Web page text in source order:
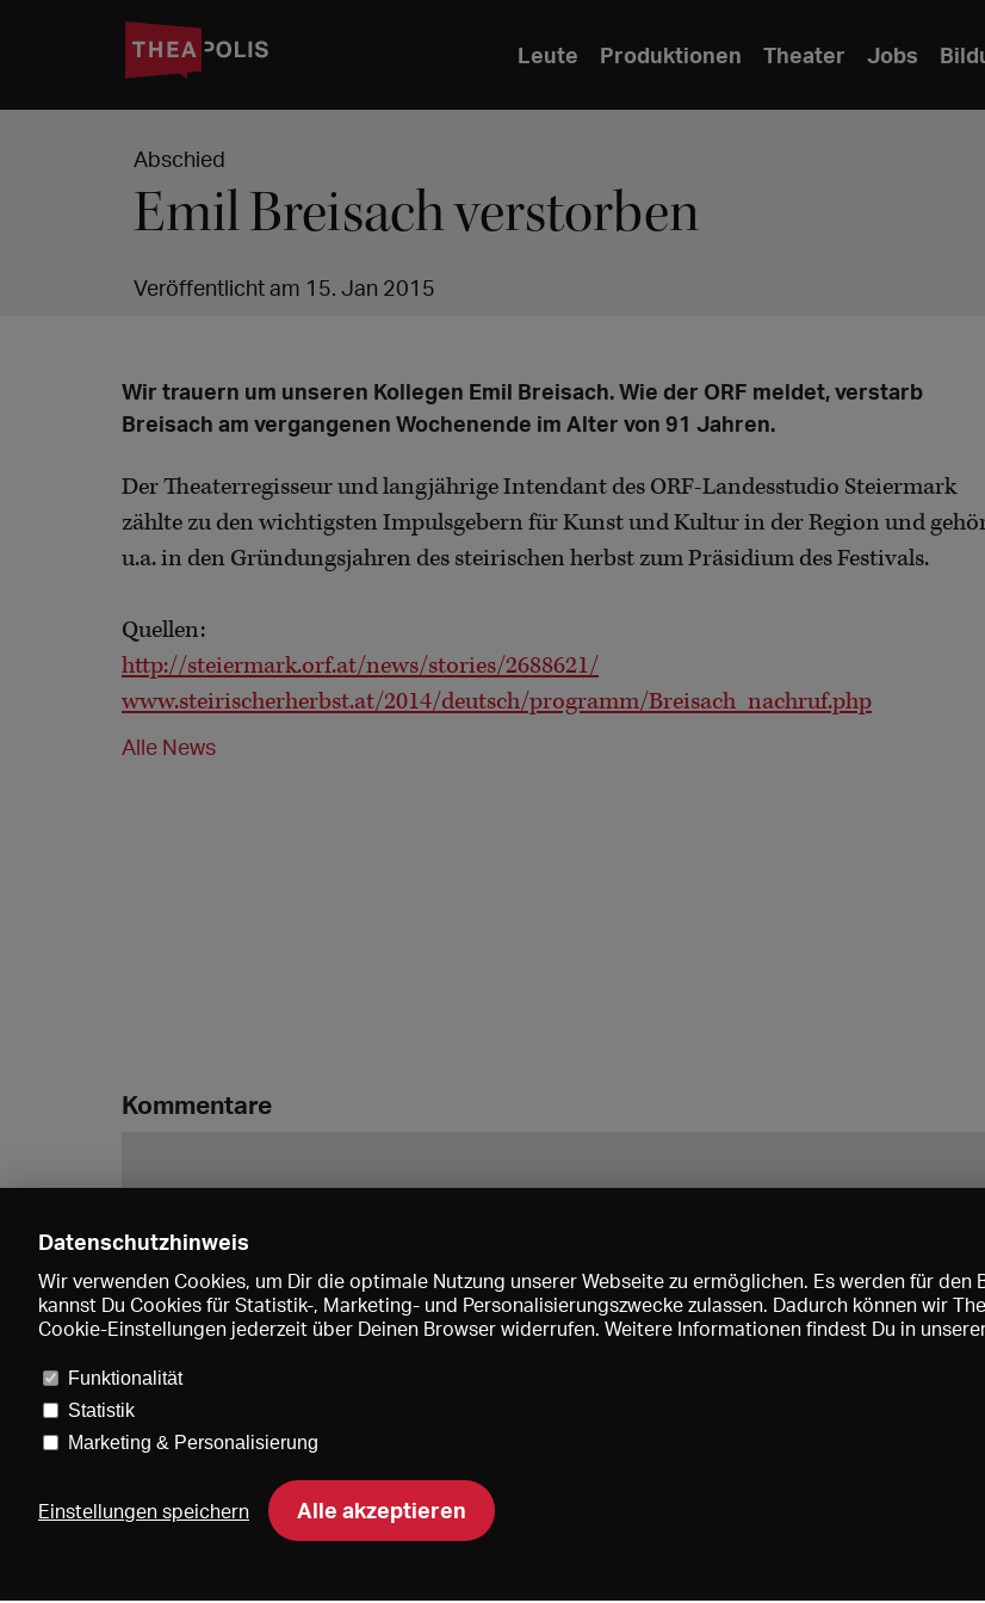
Leute Produktionen Theater Jobs
Abschied
Emil Breisach verstorben
Veröffentlicht am 15. Jan 2015
Wir trauern um unseren Kollegen Emil Breisach. Wie der ORF meldet, verstarb
Breisach am vergangenen Wochenende im Alter von 91 Jahren.
Der Theaterregisseur und langjährige Intendant des ORF-Landesstudio Steiermark
zählte zu den wichtigsten Impulsgebern für Kunst und Kultur in der Region und
u.a. in den Gründungsjahren des steirischen herbst zum Präsidium des Festivals.
Quellen:
http://steiermark.orf.at/news/stories/2688621/
www.steirischerherbst.at/2014/deutsch/programm/Breisach_nachruf.php
Alle News
Kommentare
Datenschutzhinweis
Wir verwenden Cookies, um Dir die optimale Nutzung unserer Webseite zu ermöglichen. Es werden für
kannst Du Cookies für Statistik-, Marketing- und Personalisierungszwecke zulassen. Dadurch können wir
Cookie-Einstellungen jederzeit über Deinen Browser widerrufen. Weitere Informationen findest Du in
Funktionalität
Statistik
Marketing & Personalisierung
Einstellungen speichern Alle akzeptieren